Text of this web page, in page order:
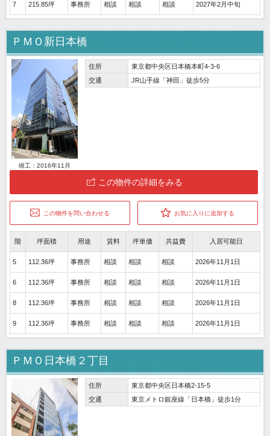
7 215.85坪 事務所 相談 相談 相談 2027年2月中旬
ＰＭＯ新日本橋
竣工：2016年11月
住所
東京都中央区日本橋本町4-3-6
交通
JR山手線「神田」徒歩5分
この物件の詳細をみる
この物件を問い合わせる お気に入りに追加する
階 坪面積 用途 賃料 坪単価 共益費 入居可能日
5 112.36坪 事務所 相談 相談 相談 2026年11月1日
6 112.36坪 事務所 相談 相談 相談 2026年11月1日
8 112.36坪 事務所 相談 相談 相談 2026年11月1日
9 112.36坪 事務所 相談 相談 相談 2026年11月1日
ＰＭＯ日本橋２丁目
住所
東京都中央区日本橋2-15-5
交通
東京メトロ銀座線「日本橋」徒歩1分